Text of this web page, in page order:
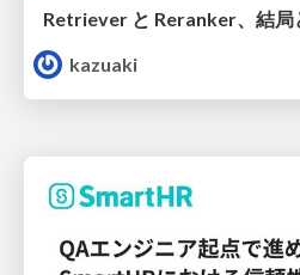
Retriever と Reranker、結局
kazuaki